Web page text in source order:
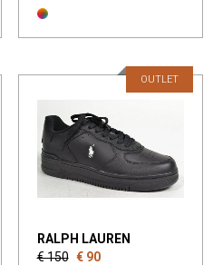
RALPH LAUREN
€ 150 € 90
OUTLET